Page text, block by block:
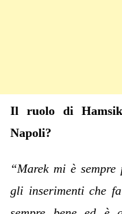
Il ruolo di
Napoli?
“Marek mi è
gli inserimenti che